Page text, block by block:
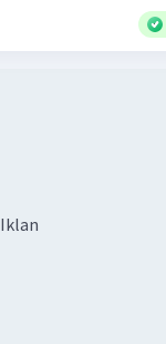
Iklan